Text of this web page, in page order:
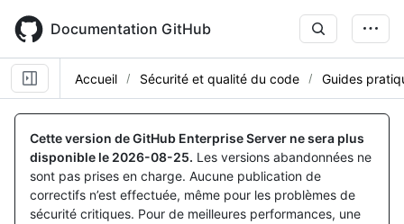
main
content
Documentation GitHub
Accueil Sécurité et qualité du code Guides
Cette version de GitHub Enterprise Server ne sera plus
disponible le 2026-08-25. Les versions abandonnées ne
sont pas prises en charge. Aucune publication de
correctifs n’est effectuée, même pour les problèmes de
sécurité critiques. Pour de meilleures performances, une